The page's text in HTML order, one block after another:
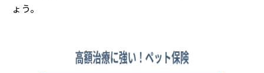
ょう。